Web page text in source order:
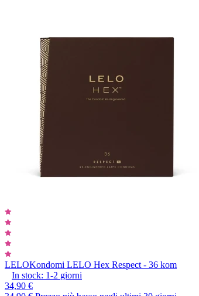
LELOKondomi LELO Hex Respect - 36 kom
In stock: 1-2 giorni
34,90 €